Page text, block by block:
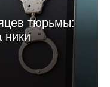
тюрьмы:
ники